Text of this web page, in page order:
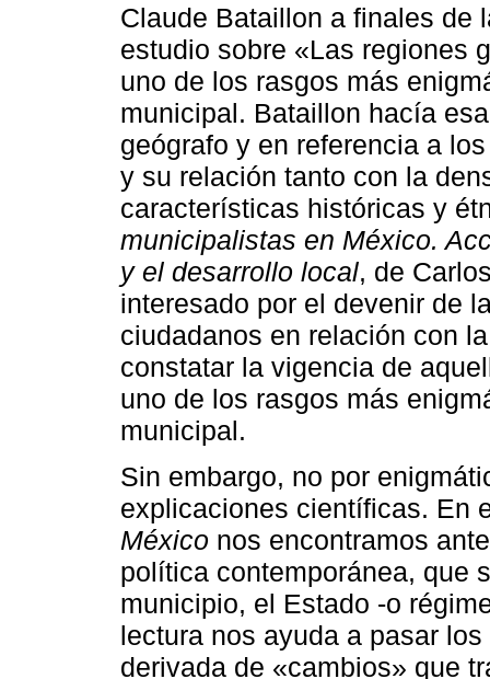
Claude Bataillon a finales de
estudio sobre «Las regiones
uno de los rasgos más
municipal. Bataillon hacía
geógrafo y en referencia a
y su relación tanto con la
características históricas y
municipalistas en México.
y el desarrollo local, de
interesado por el devenir de
ciudadanos en relación con
constatar la vigencia de
uno de los rasgos más
municipal.
Sin embargo, no por
explicaciones científicas. En
México nos encontramos
política contemporánea, que
municipio, el Estado -o
lectura nos ayuda a pasar
derivada de «cambios» que